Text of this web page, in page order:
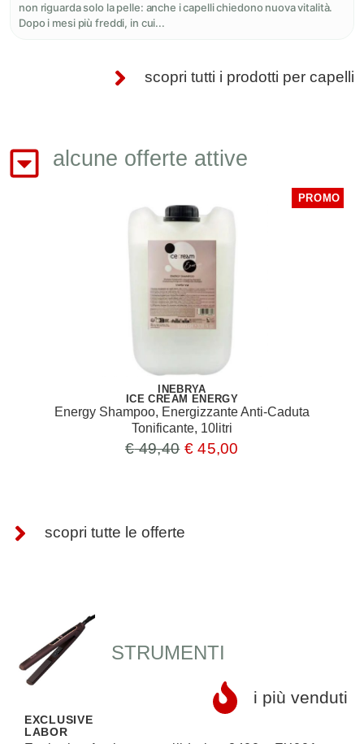
non riguarda solo la pelle: anche i capelli chiedono nuova vitalità.
Dopo i mesi più freddi, in cui...
scopri tutti i prodotti per capelli
alcune offerte attive
PROMO
INEBRYA
ICE CREAM ENERGY
Energy Shampoo, Energizzante Anti-Caduta
Tonificante, 10litri
€49,40 €45,00
scopri tutte le offerte
STRUMENTI
i più venduti
EXCLUSIVE
LABOR